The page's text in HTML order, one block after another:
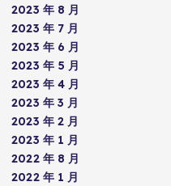
2023 年 8 月
2023 年 7 月
2023 年 6 月
2023 年 5 月
2023 年 4 月
2023 年 3 月
2023 年 2 月
2023 年 1 月
2022 年 8 月
2022 年 1 月